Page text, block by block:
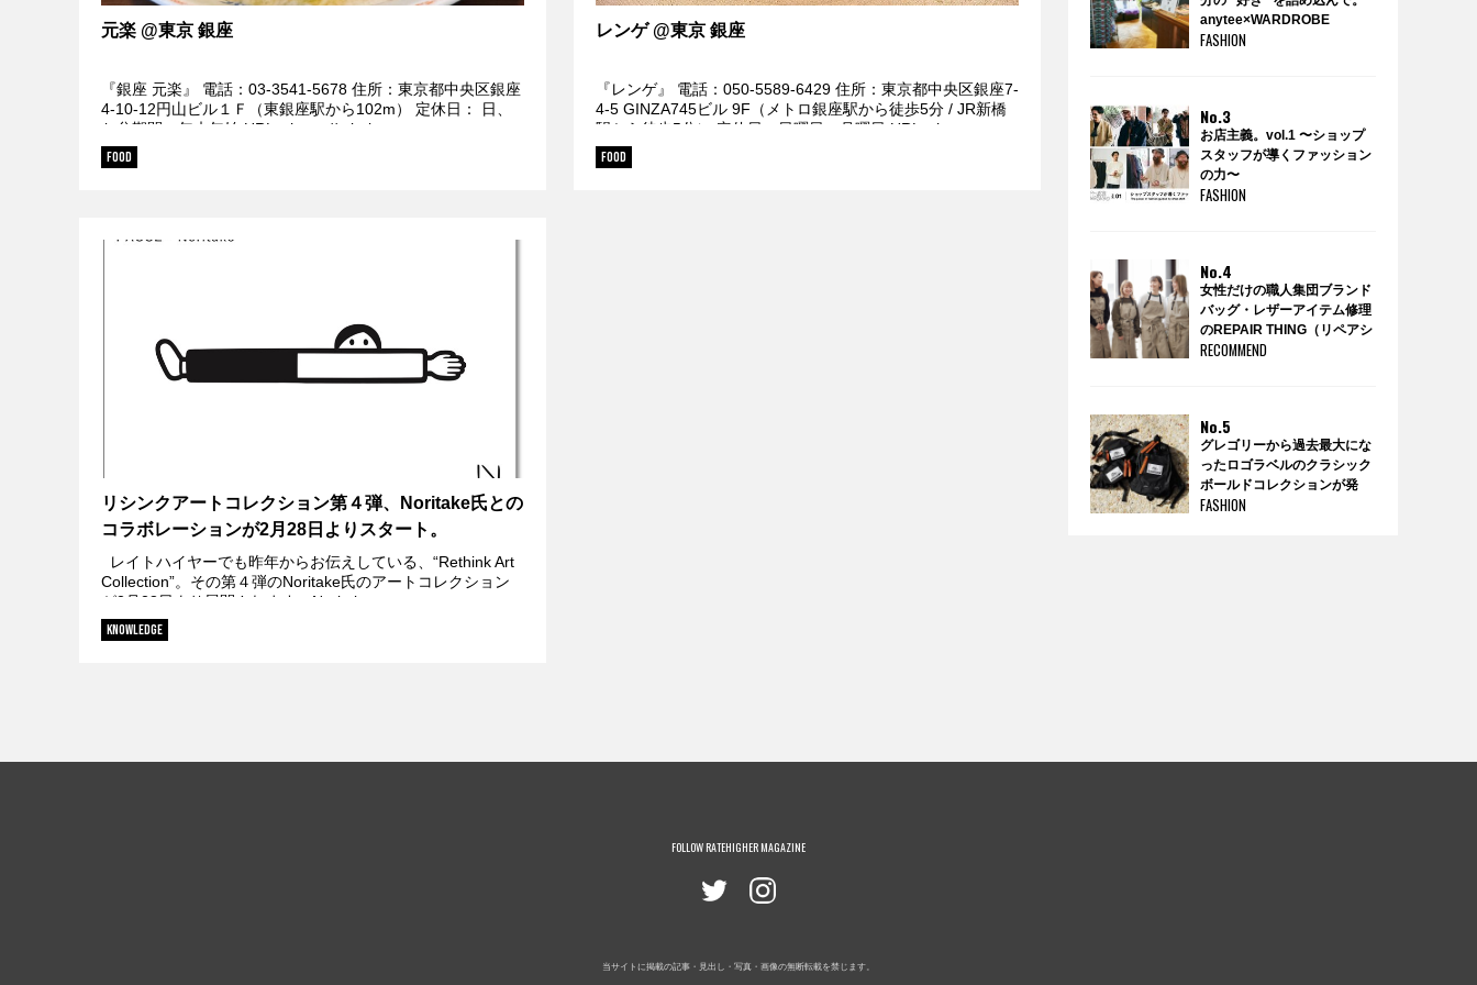
元楽 @東京 銀座
『銀座 元楽』 電話：03-3541-5678 住所：東京都中央区銀座
4-10-12円山ビル１Ｆ（東銀座駅から102m） 定休日： 日、
お盆期間、年末年始 URL：https://tabelog.co...
FOOD
レンゲ @東京 銀座
『レンゲ』 電話：050-5589-6429 住所：東京都中央区銀座7-
4-5 GINZA745ビル 9F（メトロ銀座駅から徒歩5分 / JR新橋
駅から徒歩5分） 定休日：日曜日・月曜日 URL：ht...
FOOD
リシンクアートコレクション第４弾、Noritake氏との
コラボレーションが2月28日よりスタート。
レイトハイヤーでも昨年からお伝えしている、“Rethink Art
Collection”。その第４弾のNoritake氏のアートコレクション
が2月28日より展開されます。Noritak...
KNOWLEDGE
anytee×WARDROBE
TREATMENTのポップアップ
FASHION
No.3
お店主義。vol.1 〜ショップ
スタッフが導くファッション
の力〜
FASHION
No.4
女性だけの職人集団ブランド
バッグ・レザーアイテム修理
のREPAIR THING（リペアシ
ング）
RECOMMEND
No.5
グレゴリーから過去最大にな
ったロゴラベルのクラシック
ボールドコレクションが発
売。
FASHION
FOLLOW RATEHIGHER MAGAZINE
当サイトに掲載の記事・見出し・写真・画像の無断転載を禁じます。